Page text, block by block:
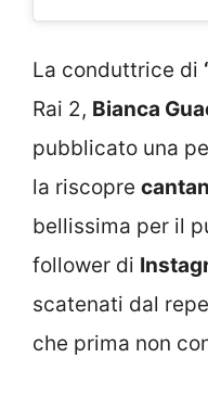
La conduttrice di
Rai 2, Bianca
pubblicato una
la riscopre
bellissima per il
follower di
scatenati dal
che prima non